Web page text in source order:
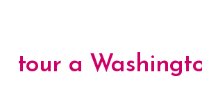
tour a